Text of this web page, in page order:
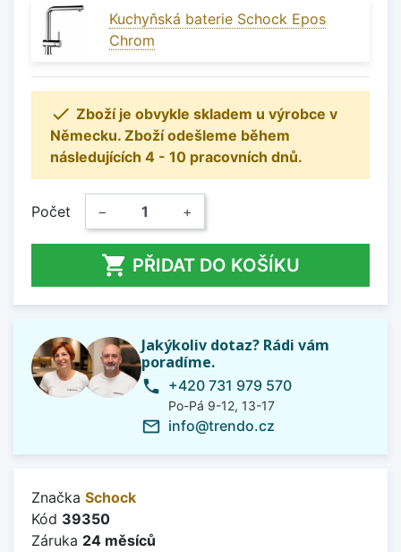
Kuchyňská baterie Schock Epos
Chrom
 Zboží je obvykle skladem u výrobce v
Německu. Zboží odešleme během
následujících 4 - 10 pracovních dnů.
Počet − +
 PŘIDAT DO KOŠÍKU
Jakýkoliv dotaz? Rádi vám
poradíme.
phone +420 731 979 570
Po-Pá 9-12, 13-17
mail_outline info@trendo.cz
Značka Schock
Kód 39350
Záruka 24 měsíců